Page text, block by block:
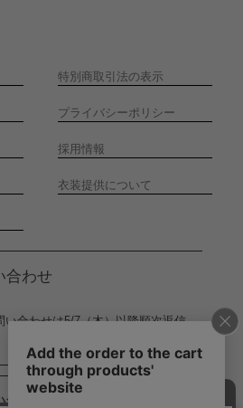
特別商取引法の表示
プライバシーポリシー
採用情報
衣装提供について
合わせ
合わせは5/7（木）以降順次返信
わせ